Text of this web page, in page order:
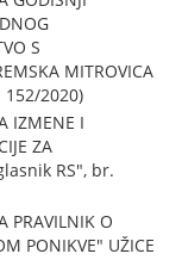
S
MITROVICA
152/2020)
IZMENE I
ZA
RS", br.
PRAVILNIK O
PONIKVE" UŽICE